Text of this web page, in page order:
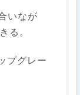
いなが
る。
プグレー